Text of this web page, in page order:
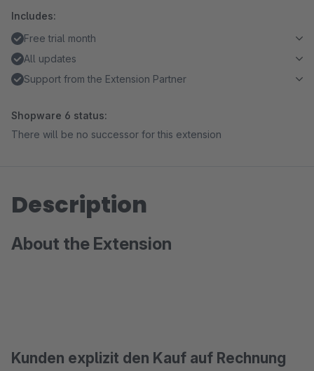
Includes:
Free trial month
All updates
Support from the Extension Partner
Shopware 6 status:
There will be no successor for this extension
Description
About the Extension
Kunden explizit den Kauf auf Rechnung